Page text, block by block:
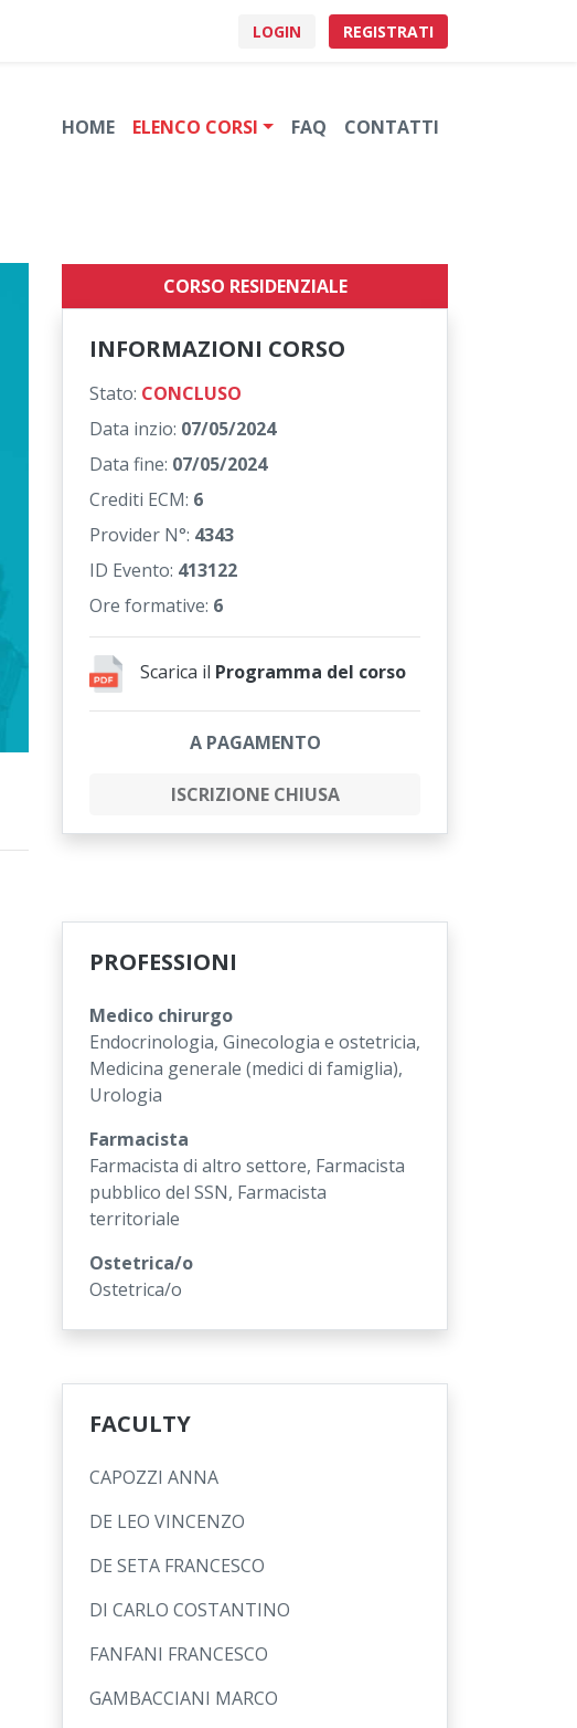
LOGIN REGISTRATI
HOME ELENCO CORSI FAQ CONTATTI
CORSO RESIDENZIALE
INFORMAZIONI CORSO
Stato: CONCLUSO
Data inzio: 07/05/2024
Data fine: 07/05/2024
Crediti ECM: 6
Provider N°: 4343
ID Evento: 413122
Ore formative: 6
Scarica il Programma del corso
A PAGAMENTO
ISCRIZIONE CHIUSA
PROFESSIONI
Medico chirurgo
Endocrinologia, Ginecologia e ostetricia,
Medicina generale (medici di famiglia),
Urologia
Farmacista
Farmacista di altro settore, Farmacista
pubblico del SSN, Farmacista
territoriale
Ostetrica/o
Ostetrica/o
FACULTY
CAPOZZI ANNA
DE LEO VINCENZO
DE SETA FRANCESCO
DI CARLO COSTANTINO
FANFANI FRANCESCO
GAMBACCIANI MARCO